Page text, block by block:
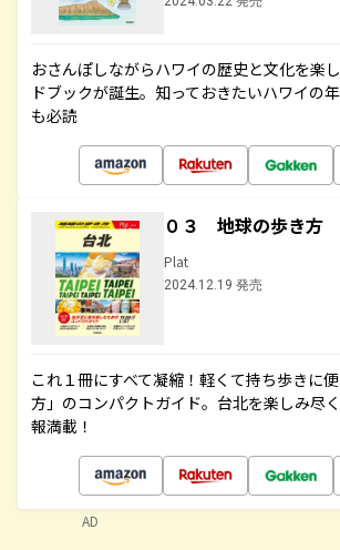
おさんぽしながらハワイの歴史と文化を楽
ドブックが誕生。知っておきたいハワイの
も必読
０３ 地球の歩き
Plat
2024.12.19 発売
これ１冊にすべて凝縮！軽くて持ち歩きに
方」のコンパクトガイド。台北を楽しみ尽
報満載！
AD